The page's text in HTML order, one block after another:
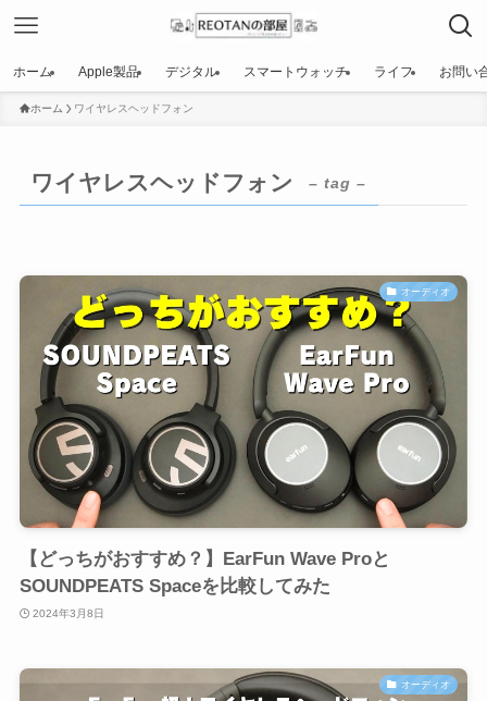
ホーム Apple製品 デジタル スマートウォッチ ライフ お問い
ホーム ワイヤレスヘッドフォン
ワイヤレスヘッドフォン – tag –
オーディオ
【どっちがおすすめ？】EarFun Wave Proと
SOUNDPEATS Spaceを比較してみた
2024年3月8日
オーディオ